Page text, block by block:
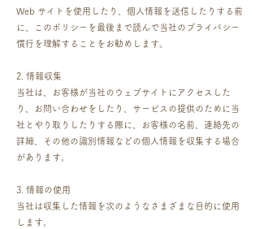
Web サイトを使用したり、個人情報を送信したりする前
に、このポリシーを最後まで読んで当社のプライバシー
慣行を理解することをお勧めします。
2. 情報収集
当社は、お客様が当社のウェブサイトにアクセスした
り、お問い合わせをしたり、サービスの提供のために当
社とやり取りしたりする際に、お客様の名前、連絡先の
詳細、その他の識別情報などの個人情報を収集する場合
があります。
3. 情報の使用
当社は収集した情報を次のようなさまざまな目的に使用
します。